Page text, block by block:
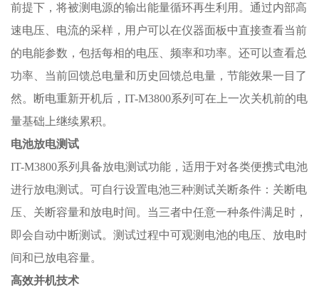
前提下，将被测电源的输出能量循环再生利用。通过内部高
速电压、电流的采样，用户可以在仪器面板中直接查看当前
的电能参数，包括每相的电压、频率和功率。还可以查看总
功率、当前回馈总电量和历史回馈总电量，节能效果一目了
然。断电重新开机后，IT-M3800系列可在上一次关机前的电
量基础上继续累积。
电池放电测试
IT-M3800系列具备放电测试功能，适用于对各类便携式电池
进行放电测试。可自行设置电池三种测试关断条件：关断电
压、关断容量和放电时间。当三者中任意一种条件满足时，
即会自动中断测试。测试过程中可观测电池的电压、放电时
间和已放电容量。
高效并机技术